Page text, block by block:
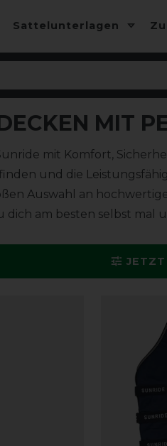
Sattelunterlagen
MIT
mit Komfort,
und die
Auswahl an
dich am besten selbst mal
JETZT